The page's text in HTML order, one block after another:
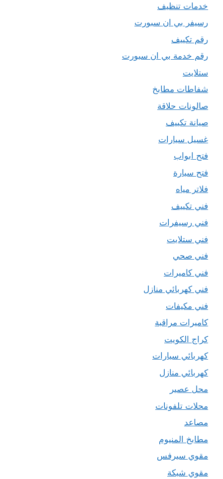
خدمات تنظيف
رسيفر بي ان سبورت
رقم تكييف
رقم خدمة بي ان سبورت
ستلايت
شفاطات مطابخ
صالونات حلاقة
صيانة تكييف
غسيل سيارات
فتح ابواب
فتح سيارة
فلاتر مياه
فني تكييف
فني رسيفرات
فني ستلايت
فني صحي
فني كاميرات
فني كهربائي منازل
فني مكيفات
كاميرات مراقبة
كراج الكويت
كهربائي سيارات
كهربائي منازل
محل عصير
محلات تلفونات
مصاعد
مطابخ المنيوم
مقوي سيرفس
مقوي شبكة